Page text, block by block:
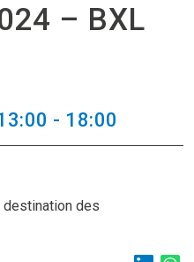
– BXL
- 18:00
des